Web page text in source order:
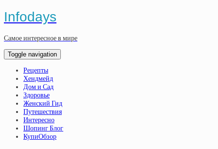
Infodays
Самое интересное в мире
Toggle navigation
Рецепты
Хендмейд
Дом и Сад
Здоровье
Женский Гид
Путешествия
Интересно
Шопинг Блог
КупиОбзор